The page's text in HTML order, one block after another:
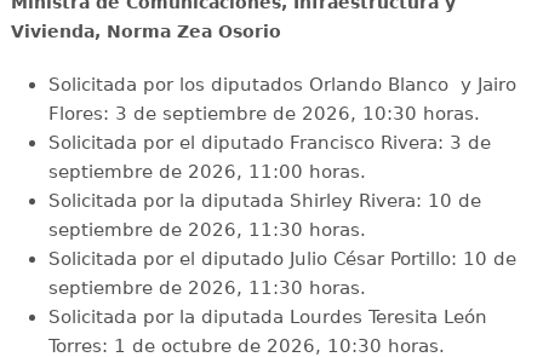
Vivienda, Norma Zea Osorio
Solicitada por los diputados Orlando Blanco y Jairo
Flores: 3 de septiembre de 2026, 10:30 horas.
Solicitada por el diputado Francisco Rivera: 3 de
septiembre de 2026, 11:00 horas.
Solicitada por la diputada Shirley Rivera: 10 de
septiembre de 2026, 11:30 horas.
Solicitada por el diputado Julio César Portillo: 10 de
septiembre de 2026, 11:30 horas.
Solicitada por la diputada Lourdes Teresita León
Torres: 1 de octubre de 2026, 10:30 horas.